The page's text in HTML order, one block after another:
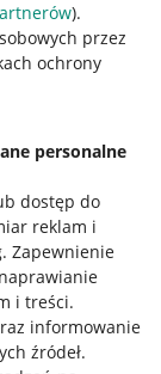
).
przez
ochrony
personalne
dostęp do
reklam i
. Zapewnienie
i treści.
informowanie
źródeł.